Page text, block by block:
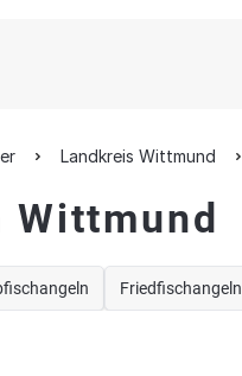
Landkreis Wittmund
Friedfischangeln